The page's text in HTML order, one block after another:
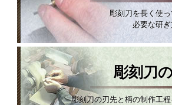
彫刻刀を長く使
必要な研ぎ
彫刻刀
彫刻刀の刃先と柄の制作工程